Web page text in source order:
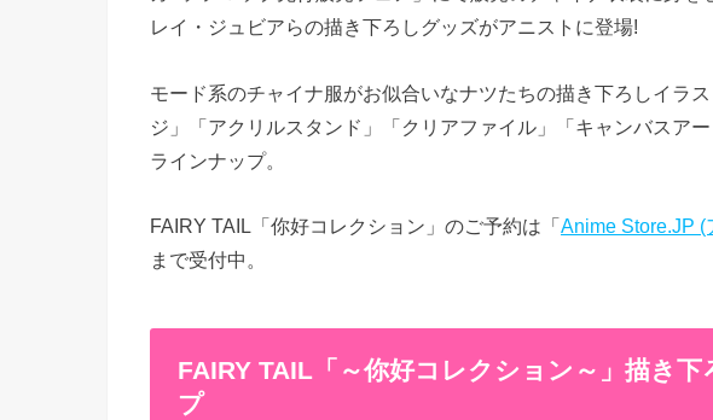
レイ・ジュビアらの描き下ろしグッズがアニストに登場!
モード系のチャイナ服がお似合いなナツたちの描き下ろしイラ
ジ」「アクリルスタンド」「クリアファイル」「キャンバスア
ラインナップ。
FAIRY TAIL「你好コレクション」のご予約は「Anime Store.JP (
まで受付中。
FAIRY TAIL「～你好コレクション～」描き
プ